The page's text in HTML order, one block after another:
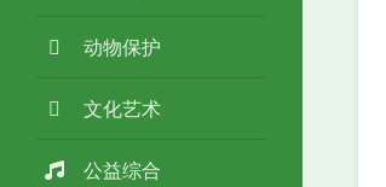
动物保护
文化艺术
公益综合